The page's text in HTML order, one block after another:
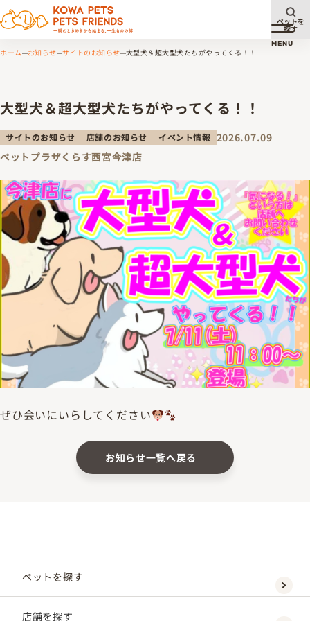
メニ
MENU
ペットを
探す
ホーム お知らせ サイトのお知らせ 大型犬＆超大型犬たちがやってくる！！
大型犬＆超大型犬たちがやってくる！！
サイトのお知らせ 店舗のお知らせ イベント情報 2026.07.09
ペットプラザくらす西宮今津店
ぜひ会いにいらしてください
お知らせ一覧へ戻る
ペットを探す
店舗を探す